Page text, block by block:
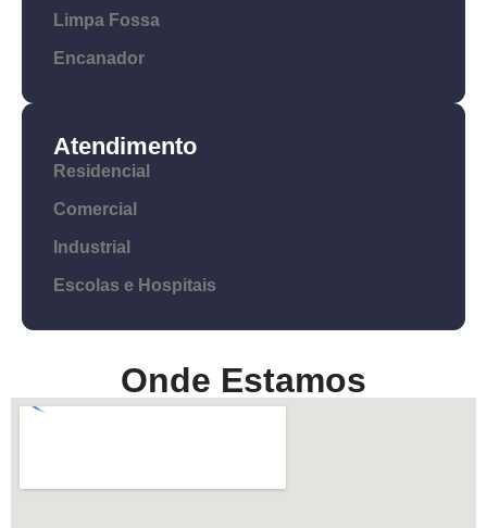
Limpa Fossa
Encanador
Atendimento
Residencial
Comercial
Industrial
Escolas e Hospitais
Onde Estamos